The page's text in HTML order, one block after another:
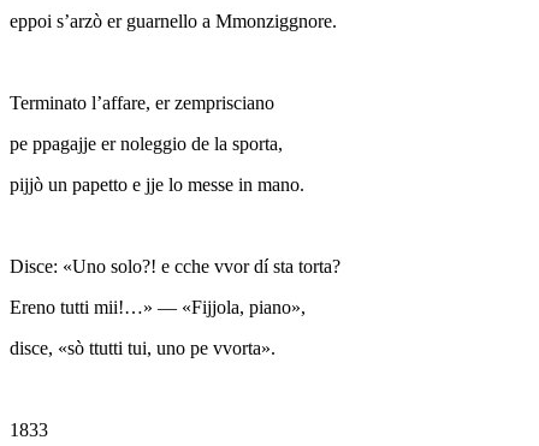
eppoi s’arzò er guarnello a Mmonziggnore.
Terminato l’affare, er zemprisciano
pe ppagajje er noleggio de la sporta,
pijjò un papetto e jje lo messe in mano.
Disce: «Uno solo?! e cche vvor dí sta torta?
Ereno tutti mii!…» — «Fijjola, piano»,
disce, «sò ttutti tui, uno pe vvorta».
1833